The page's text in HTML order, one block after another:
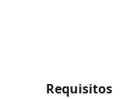
Requisitos